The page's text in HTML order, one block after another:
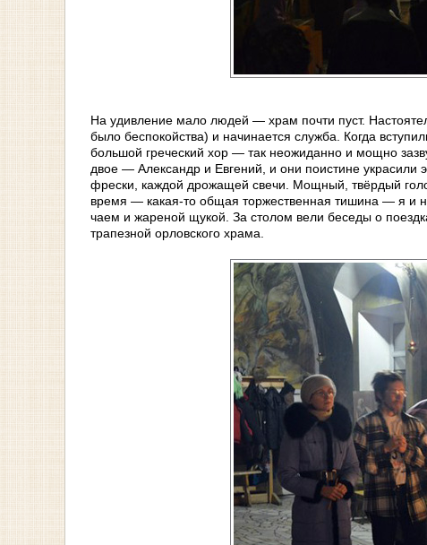
На удивление мало людей — храм почти пуст.
было беспокойства) и начинается служба. Когда
большой греческий хор — так неожиданно и мощно
двое — Александр и Евгений, и они поистине украсили
фрески, каждой дрожащей свечи. Мощный, твёрдый
время — какая-то общая торжественная тишина — я и
чаем и жареной щукой. За столом вели беседы о
трапезной орловского храма.